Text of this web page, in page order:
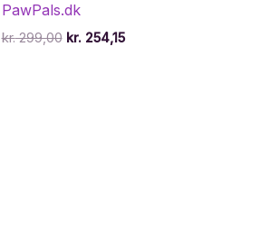
PawPals.dk
kr.299,00 Den
kr.254,15Den